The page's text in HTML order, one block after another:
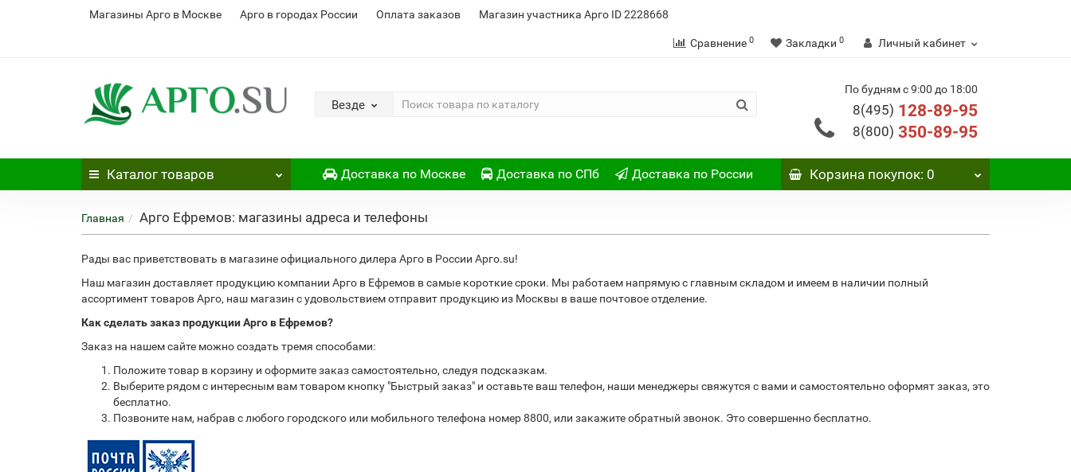
Магазины Арго в Москве Арго в городах России Оплата заказов Магазин участника Арго ID 2228668
Сравнение 0 Закладки 0 Личный кабинет
Везде
По будням с 9:00 до 18:00
8(495) 128-89-95
8(800) 350-89-95
Каталог товаров Доставка по Москве Доставка по СПб Доставка по России Корзинапокупок: 0
Главная Арго Ефремов: магазины адреса и телефоны
Рады вас приветствовать в магазине официального дилера Арго в России Арго.su!
Наш магазин доставляет продукцию компании Арго в Ефремов в самые короткие сроки. Мы работаем напрямую с главным складом и имеем в наличии полный
ассортимент товаров Арго, наш магазин с удовольствием отправит продукцию из Москвы в ваше почтовое отделение.
Как сделать заказ продукции Арго в Ефремов?
Заказ на нашем сайте можно создать тремя способами:
Положите товар в корзину и оформите заказ самостоятельно, следуя подсказкам.
Выберите рядом с интересным вам товаром кнопку "Быстрый заказ" и оставьте ваш телефон, наши менеджеры свяжутся с вами и самостоятельно оформят заказ, это
бесплатно.
Позвоните нам, набрав с любого городского или мобильного телефона номер 8800, или закажите обратный звонок. Это совершенно бесплатно.